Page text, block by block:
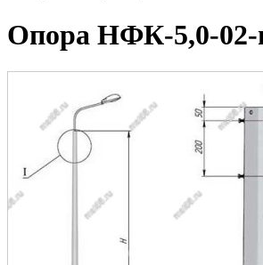
Опора НФК-5,0-02-